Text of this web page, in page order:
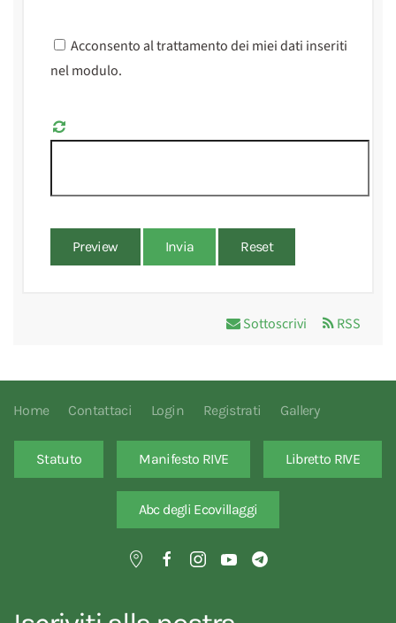
Acconsento al trattamento dei miei dati inseriti
nel modulo.
Preview Invia Reset
Sottoscrivi RSS
Home Contattaci Login Registrati Gallery
Statuto Manifesto RIVE Libretto RIVE
Abc degli Ecovillaggi